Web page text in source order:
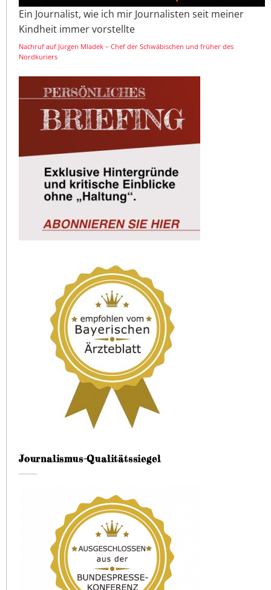
Ein Journalist, wie ich mir Journalisten seit meiner
Kindheit immer vorstellte
Nachruf auf Jürgen Mladek – Chef der Schwäbischen und früher des
Nordkuriers
Journalismus-Qualitätssiegel